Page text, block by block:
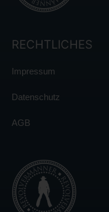
RECHTLICHES
Impressum
Datenschutz
AGB